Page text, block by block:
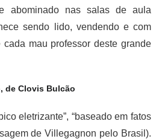
abominado nas salas de aula
sendo lido, vendendo e com
cada mau professor deste grande
de Clovis Bulcão
eletrizante”, “baseado em fatos
de Villegagnon pelo Brasil).